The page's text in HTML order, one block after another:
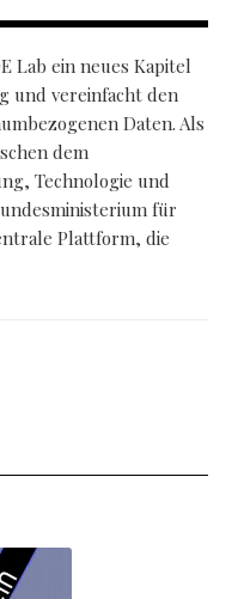
Lab ein neues Kapitel
und vereinfacht den
Daten. Als
dem
Technologie und
für
Plattform, die